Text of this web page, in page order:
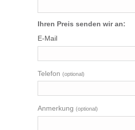
Ihren Preis senden wir an:
E-Mail
Telefon
Anmerkung